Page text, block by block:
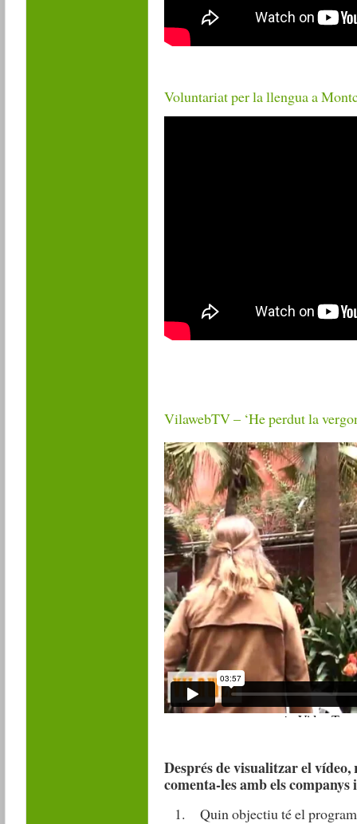
Voluntariat per la llengua a
VilawebTV – ‘He perdut la
Després de visualitzar el vídeo,
comenta-les amb els companys
Quin objectiu té el